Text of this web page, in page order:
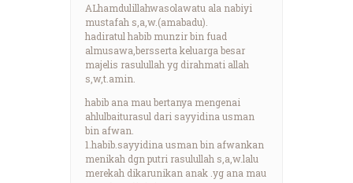
ALhamdulillahwasolawatu ala nabiyi
mustafah s,a,w.(amabadu).
hadiratul habib munzir bin fuad
almusawa,bersserta keluarga besar
majelis rasulullah yg dirahmati allah
s,w,t.amin.
habib ana mau bertanya mengenai
ahlulbaiturasul dari sayyidina usman
bin afwan.
1.habib.sayyidina usman bin afwankan
menikah dgn putri rasulullah s,a,w.lalu
merekah dikarunikan anak .yg ana mau